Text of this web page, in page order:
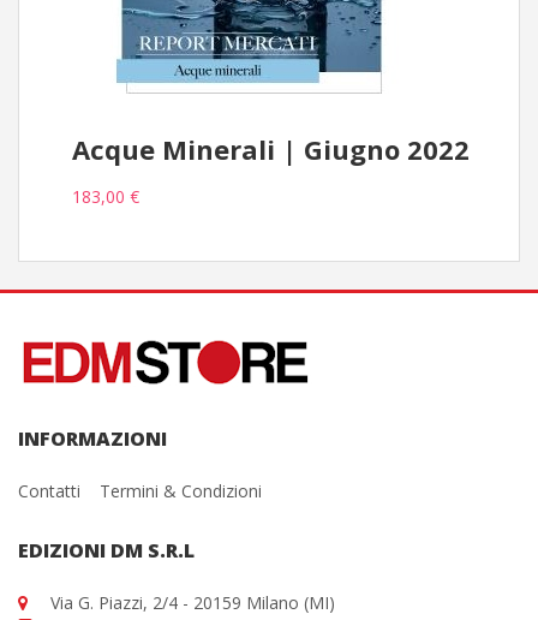
Acque Minerali | Giugno 2022
183,00 €
INFORMAZIONI
Contatti Termini & Condizioni
EDIZIONI DM S.R.L
Via G. Piazzi, 2/4 - 20159 Milano (MI)